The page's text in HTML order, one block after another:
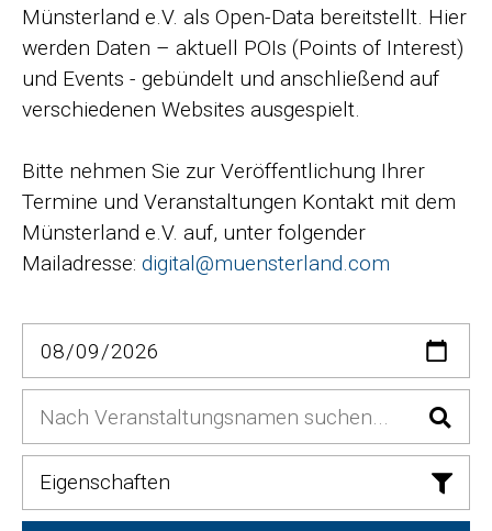
Münsterland e.V. als Open-Data bereitstellt. Hier
werden Daten – aktuell POIs (Points of Interest)
und Events - gebündelt und anschließend auf
verschiedenen Websites ausgespielt.
Bitte nehmen Sie zur Veröffentlichung Ihrer
Termine und Veranstaltungen Kontakt mit dem
Münsterland e.V. auf, unter folgender
Mailadresse: digital@muensterland.com
Eigenschaften